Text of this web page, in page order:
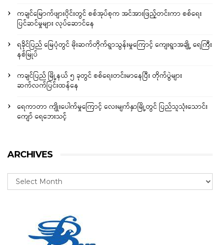
ကချင်မြောက်ဖျားပိုင်းတွင် စစ်အုပ်စုက အင်အားဖြည့်တင်းကာ စစ်ရေး
ပြင်ဆင်မှုများ လုပ်ဆောင်နေ
ရခိုင်ပြည် မြေပုံတွင် မိုးဆက်တိုက်ရွာသွန်းမှုကြောင့် ကျေးရွာအချို့ ရေကြီး
နစ်မြုပ်
ကချင်ပြည် မြို့နယ် ၅ ခုတွင် စစ်ရေးတင်းမာနေပြီး တိုက်ပွဲများ
ဆက်လက်ပြင်းထန်နေ
ရေကာတာ ကျိုးပေါက်မှုကြောင့် လေးမျက်နှာမြို့တွင် ပြည်သူသုံးသောင်း
ကျော် ရေဘေးသင့်
ARCHIVES